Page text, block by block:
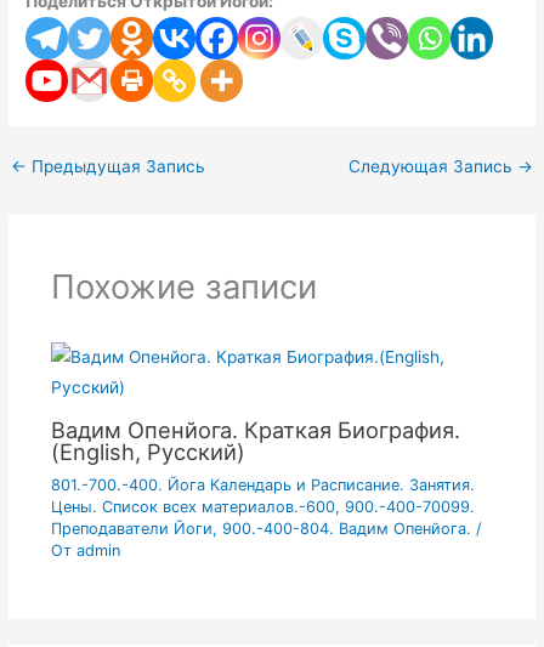
← Предыдущая Запись Следующая Запись →
Похожие записи
Вадим Опенйога. Краткая Биография.
(English, Русский)
801.-700.-400. Йога Календарь и Расписание. Занятия.
Цены. Список всех материалов.-600, 900.-400-70099.
Преподаватели Йоги, 900.-400-804. Вадим Опенйога. /
От admin